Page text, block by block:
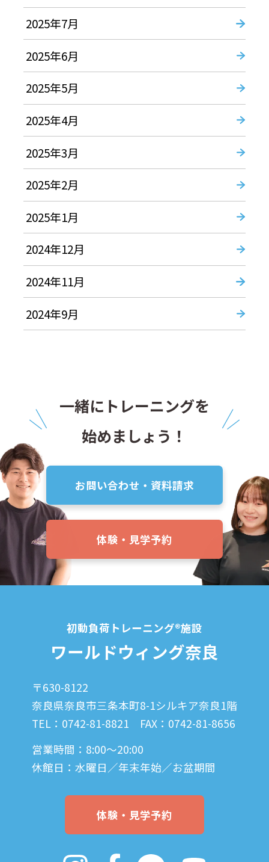
2025年7月
2025年6月
2025年5月
2025年4月
2025年3月
2025年2月
2025年1月
2024年12月
2024年11月
2024年9月
一緒にトレーニングを
始めましょう！
お問い合わせ・資料請求
体験・見学予約
初動負荷トレーニング®施設
ワールドウィング奈良
〒630-8122
奈良県奈良市三条本町8-1シルキア奈良1階
TEL：0742-81-8821 FAX：0742-81-8656
営業時間：8:00〜20:00
休館日：水曜日／年末年始／お盆期間
体験・見学予約